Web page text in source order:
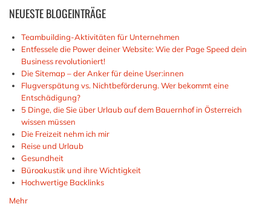
NEUESTEBLOGEINTRÄGE
Teambuilding-Aktivitäten für Unternehmen
Entfessele die Power deiner Website: Wie der Page Speed dein
Business revolutioniert!
Die Sitemap – der Anker für deine User:innen
Flugverspätung vs. Nichtbeförderung. Wer bekommt eine
Entschädigung?
5 Dinge, die Sie über Urlaub auf dem Bauernhof in Österreich
wissen müssen
Die Freizeit nehm ich mir
Reise und Urlaub
Gesundheit
Büroakustik und ihre Wichtigkeit
Hochwertige Backlinks
Mehr